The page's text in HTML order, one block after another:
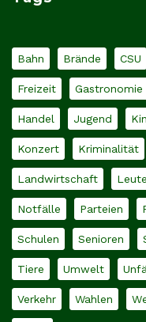
Bahn Brände CSU
Freizeit Gastronomie
Handel Jugend
Konzert Kriminalität
Landwirtschaft Leute
Notfälle Parteien
Schulen Senioren
Tiere Umwelt
Verkehr Wahlen